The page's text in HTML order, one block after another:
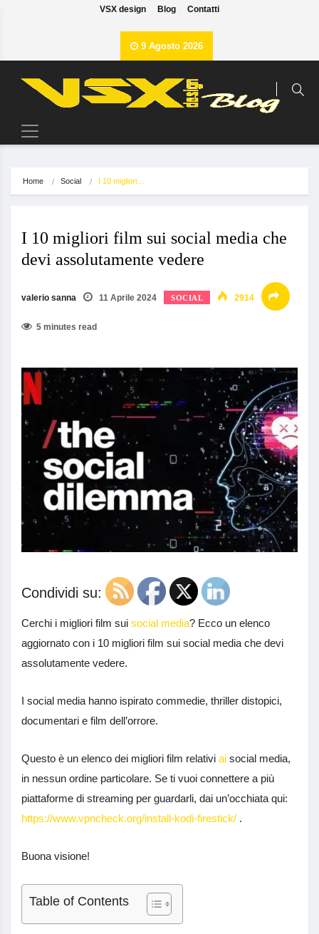
VSX design Blog Contatti
9 Agosto 2026
Home Social I 10 migliori…
I 10 migliori film sui social media che
devi assolutamente vedere
valerio sanna 11 Aprile 2024 SOCIAL 2914
5 minutes read
Condividi su:
Cerchi i migliori film sui social media? Ecco un elenco
aggiornato con i 10 migliori film sui social media che devi
assolutamente vedere.
I social media hanno ispirato commedie, thriller distopici,
documentari e film dell’orrore.
Questo è un elenco dei migliori film relativi ai social media,
in nessun ordine particolare. Se ti vuoi connettere a più
piattaforme di streaming per guardarli, dai un’occhiata qui:
https://www.vpncheck.org/install-kodi-firestick/ .
Buona visione!
Table of Contents